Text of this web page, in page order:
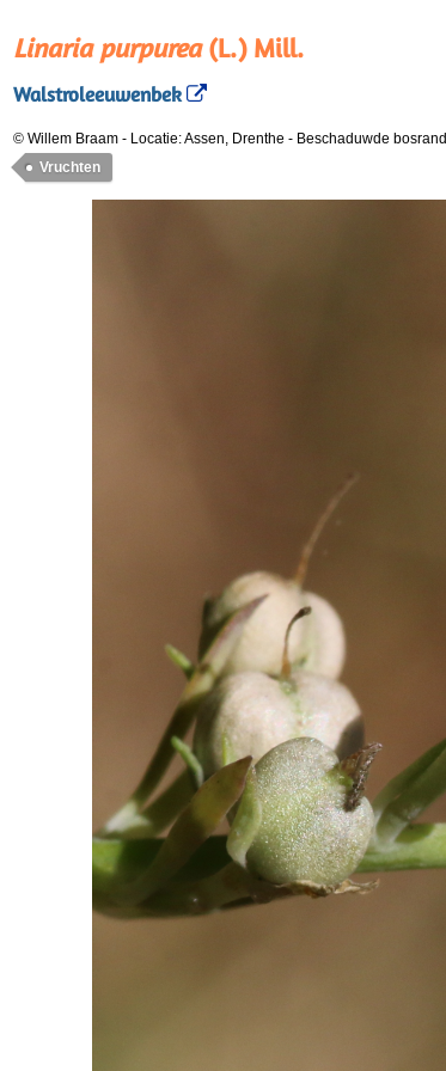
Linaria purpurea(L.) Mill.
Walstroleeuwenbek
© Willem Braam - Locatie: Assen, Drenthe - Beschaduwde bosrand
Vruchten